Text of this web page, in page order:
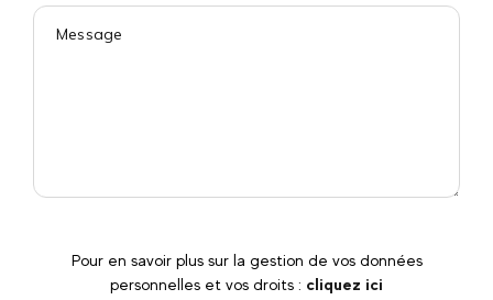
Pour en savoir plus sur la gestion de vos données
personnelles et vos droits : cliquez ici